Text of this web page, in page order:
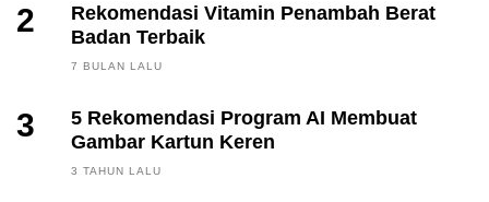
2
Rekomendasi Vitamin Penambah Berat
Badan Terbaik
7 BULAN LALU
3
5 Rekomendasi Program AI Membuat
Gambar Kartun Keren
3 TAHUN LALU